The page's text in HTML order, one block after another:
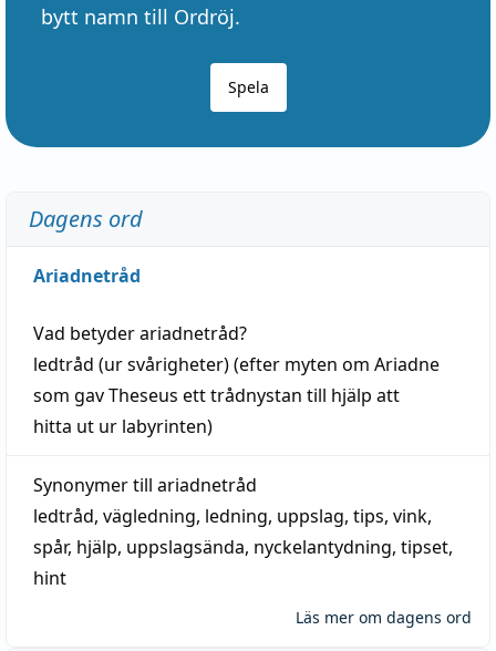
bytt namn till Ordröj.
Spela
Dagens ord
Ariadnetråd
Vad betyderariadnetråd?
ledtråd (ur svårigheter) (efter myten om Ariadne
som gav Theseus ett trådnystan till hjälp att
hitta ut ur labyrinten)
Synonymer till ariadnetråd
ledtråd, vägledning, ledning, uppslag, tips, vink,
spår, hjälp, uppslagsända, nyckelantydning, tipset,
hint
Läs mer om dagens ord